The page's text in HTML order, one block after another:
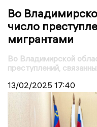
Во
число
мигрантами
Во Владимирской
преступлений,
13/02/2025 17:40